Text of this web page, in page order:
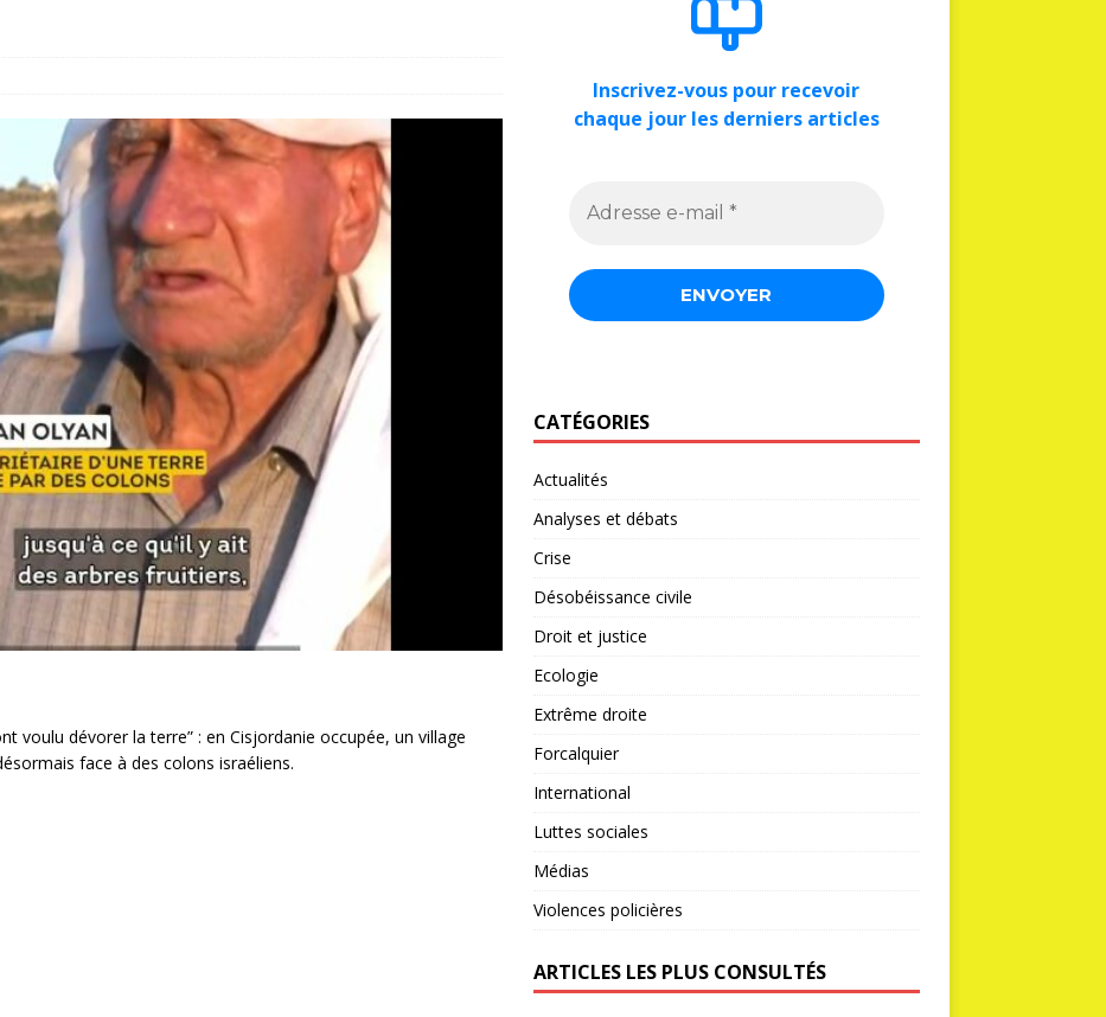
voulu dévorer la terre” : en Cisjordanie occupée, un village
face à des colons israéliens.
Inscrivez-vous pour recevoir
chaque jour les derniers articles
CATÉGORIES
Actualités
Analyses et débats
Crise
Désobéissance civile
Droit et justice
Ecologie
Extrême droite
Forcalquier
International
Luttes sociales
Médias
Violences policières
ARTICLES LES PLUS CONSULTÉS